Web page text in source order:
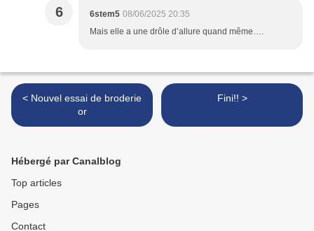
6 6stem5 08/06/2025 20:35
Mais elle a une drôle d’allure quand même….
< Nouvel essai de broderie
or
Fini!! >
Hébergé par Canalblog
Top articles
Pages
Contact